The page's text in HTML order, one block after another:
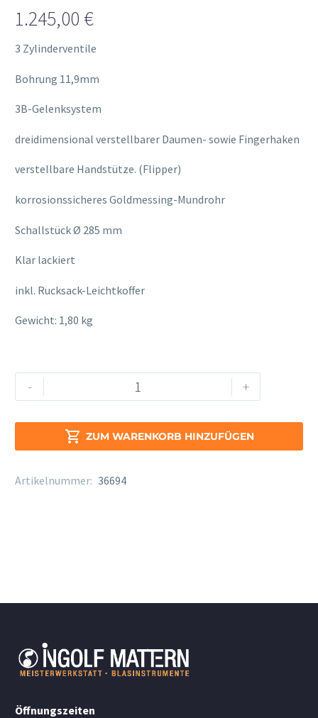
1.245,00 €
3 Zylinderventile
Bohrung 11,9mm
3B-Gelenksystem
dreidimensional verstellbarer Daumen- sowie Fingerhaken
verstellbare Handstütze. (Flipper)
korrosionssicheres Goldmessing-Mundrohr
Schallstück Ø 285 mm
Klar lackiert
inkl. Rucksack-Leichtkoffer
Gewicht: 1,80 kg
-
Hoyer
Horn
Menge
+
 ZUM WARENKORB HINZUFÜGEN
Alternative:
Artikelnummer: 36694
Öffnungszeiten